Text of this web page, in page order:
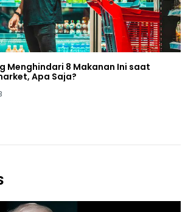
Menghindari 8 Makanan Ini saat
Apa Saja?